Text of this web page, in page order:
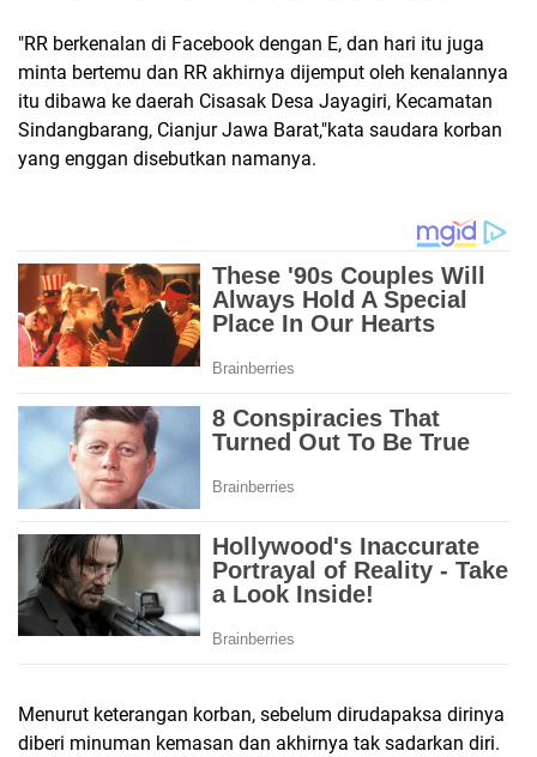
"RR berkenalan di Facebook dengan E, dan hari itu juga
minta bertemu dan RR akhirnya dijemput oleh kenalannya
itu dibawa ke daerah Cisasak Desa Jayagiri, Kecamatan
Sindangbarang, Cianjur Jawa Barat,"kata saudara korban
yang enggan disebutkan namanya.
Menurut keterangan korban, sebelum dirudapaksa dirinya
diberi minuman kemasan dan akhirnya tak sadarkan diri.